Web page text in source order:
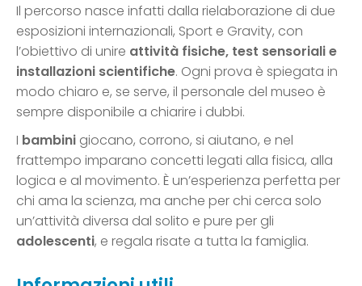
Il percorso nasce infatti dalla rielaborazione di due
esposizioni internazionali, Sport e Gravity, con
l’obiettivo di unire attività fisiche, test sensoriali e
installazioni scientifiche. Ogni prova è spiegata in
modo chiaro e, se serve, il personale del museo è
sempre disponibile a chiarire i dubbi.
I bambini giocano, corrono, si aiutano, e nel
frattempo imparano concetti legati alla fisica, alla
logica e al movimento. È un’esperienza perfetta per
chi ama la scienza, ma anche per chi cerca solo
un’attività diversa dal solito e pure per gli
adolescenti, e regala risate a tutta la famiglia.